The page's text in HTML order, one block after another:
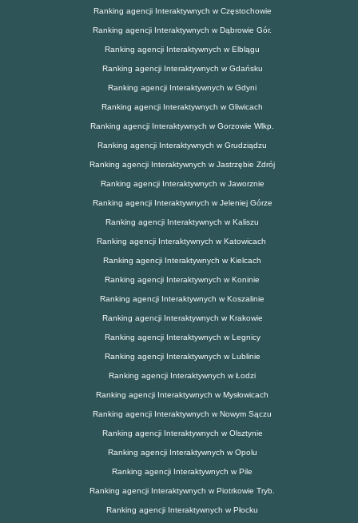
Ranking agencji Interaktywnych w Częstochowie
Ranking agencji Interaktywnych w Dąbrowie Gór.
Ranking agencji Interaktywnych w Elblągu
Ranking agencji Interaktywnych w Gdańsku
Ranking agencji Interaktywnych w Gdyni
Ranking agencji Interaktywnych w Gliwicach
Ranking agencji Interaktywnych w Gorzowie Wlkp.
Ranking agencji Interaktywnych w Grudziądzu
Ranking agencji Interaktywnych w Jastrzębie Zdrój
Ranking agencji Interaktywnych w Jaworznie
Ranking agencji Interaktywnych w Jeleniej Górze
Ranking agencji Interaktywnych w Kaliszu
Ranking agencji Interaktywnych w Katowicach
Ranking agencji Interaktywnych w Kielcach
Ranking agencji Interaktywnych w Koninie
Ranking agencji Interaktywnych w Koszalinie
Ranking agencji Interaktywnych w Krakowie
Ranking agencji Interaktywnych w Legnicy
Ranking agencji Interaktywnych w Lublinie
Ranking agencji Interaktywnych w Łodzi
Ranking agencji Interaktywnych w Mysłowicach
Ranking agencji Interaktywnych w Nowym Sączu
Ranking agencji Interaktywnych w Olsztynie
Ranking agencji Interaktywnych w Opolu
Ranking agencji Interaktywnych w Pile
Ranking agencji Interaktywnych w Piotrkowie Tryb.
Ranking agencji Interaktywnych w Płocku